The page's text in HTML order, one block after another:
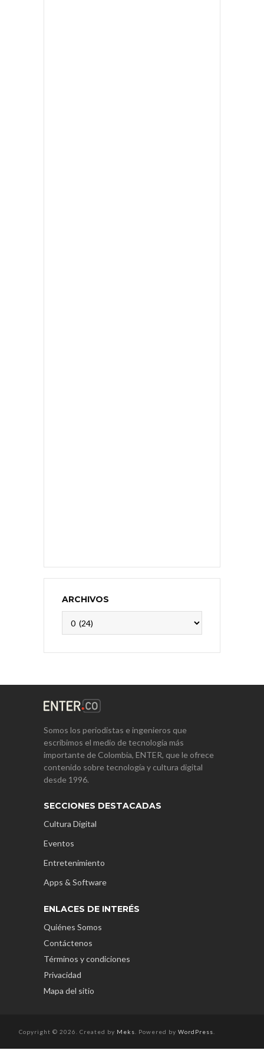
ARCHIVOS
Somos los periodistas e ingenieros que
escribimos el medio de tecnología más
importante de Colombia, ENTER, que le ofrece
contenido sobre tecnología y cultura digital
desde 1996.
SECCIONES DESTACADAS
Cultura Digital
Eventos
Entretenimiento
Apps & Software
ENLACES DE INTERÉS
Quiénes Somos
Contáctenos
Términos y condiciones
Privacidad
Mapa del sitio
Copyright © 2026. Created by Meks . Powered by WordPress